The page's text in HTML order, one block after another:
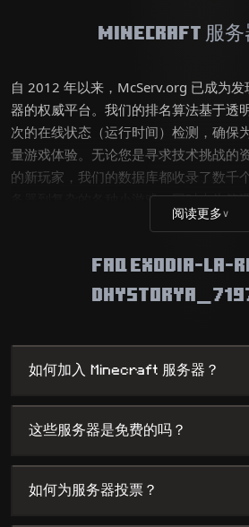
Minecraft 服务
自 2012 年以来，McServ.org 已成为
器的权威平台。我们的排名算法基于透
次的在线状态（运行时间）检测，确保
量游戏体验。无论您是寻求技术挑战的
的新玩家，我们的数据库都收录了数千
务器到复杂的各种小游戏，同时也为管
阅读更多∨
FAQ EXODIA-LA-
如何加入 Minecraft 服务器？
这些服务器是免费的吗？
如何为服务器投票？